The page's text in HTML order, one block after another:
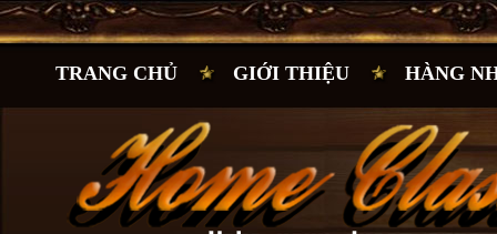
TRANG CHỦ GIỚI THIỆU HÀNG